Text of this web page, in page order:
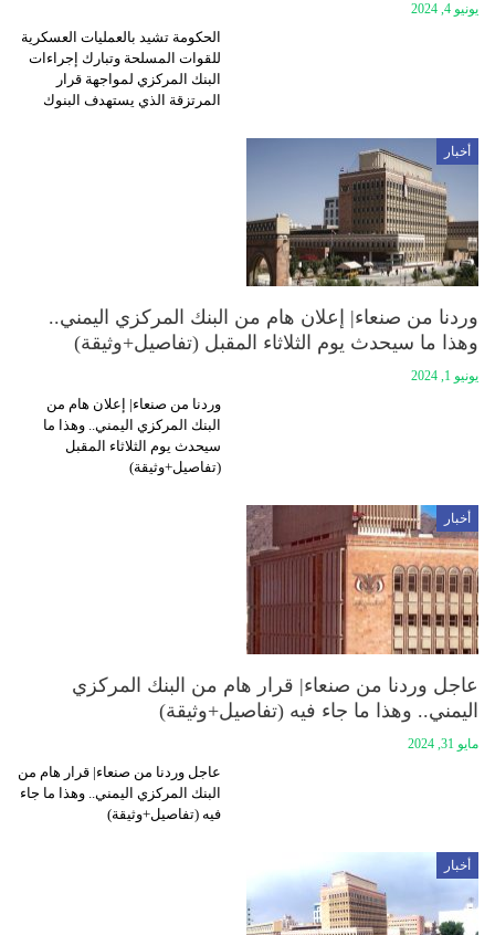
يونيو 4, 2024
الحكومة تشيد بالعمليات العسكرية
للقوات المسلحة وتبارك إجراءات
البنك المركزي لمواجهة قرار
المرتزقة الذي يستهدف البنوك
أخبار
وردنا من صنعاء| إعلان هام من البنك المركزي اليمني..
وهذا ما سيحدث يوم الثلاثاء المقبل (تفاصيل+وثيقة)
يونيو 1, 2024
وردنا من صنعاء| إعلان هام من
البنك المركزي اليمني.. وهذا ما
سيحدث يوم الثلاثاء المقبل
(تفاصيل+وثيقة)
أخبار
عاجل وردنا من صنعاء| قرار هام من البنك المركزي
اليمني.. وهذا ما جاء فيه (تفاصيل+وثيقة)
مايو 31, 2024
عاجل وردنا من صنعاء| قرار هام من
البنك المركزي اليمني.. وهذا ما جاء
فيه (تفاصيل+وثيقة)
أخبار